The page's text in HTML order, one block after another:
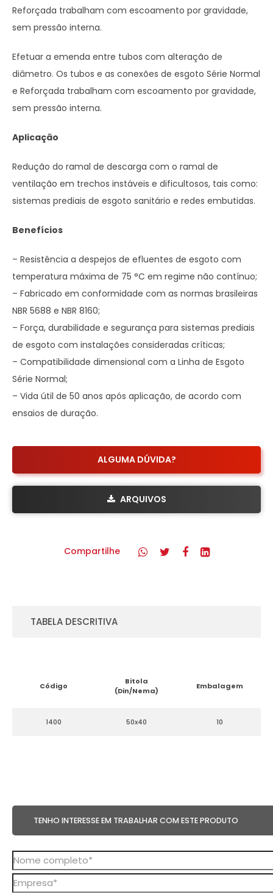
Reforçada trabalham com escoamento por gravidade,
sem pressão interna.
Efetuar a emenda entre tubos com alteração de
diâmetro. Os tubos e as conexões de esgoto Série Normal
e Reforçada trabalham com escoamento por gravidade,
sem pressão interna.
Aplicação
Redução do ramal de descarga com o ramal de
ventilação em trechos instáveis e dificultosos, tais como:
sistemas prediais de esgoto sanitário e redes embutidas.
Benefícios
– Resistência a despejos de efluentes de esgoto com
temperatura máxima de 75 °C em regime não contínuo;
– Fabricado em conformidade com as normas brasileiras
NBR 5688 e NBR 8160;
– Força, durabilidade e segurança para sistemas prediais
de esgoto com instalações consideradas críticas;
– Compatibilidade dimensional com a Linha de Esgoto
Série Normal;
– Vida útil de 50 anos após aplicação, de acordo com
ensaios de duração.
ALGUMA DÚVIDA?
ARQUIVOS
Compartilhe
TABELA DESCRITIVA
Código
Bitola
(Din/Nema)
Embalagem
1400 50x40 10
TENHO INTERESSE EM TRABALHAR COM ESTE PRODUTO